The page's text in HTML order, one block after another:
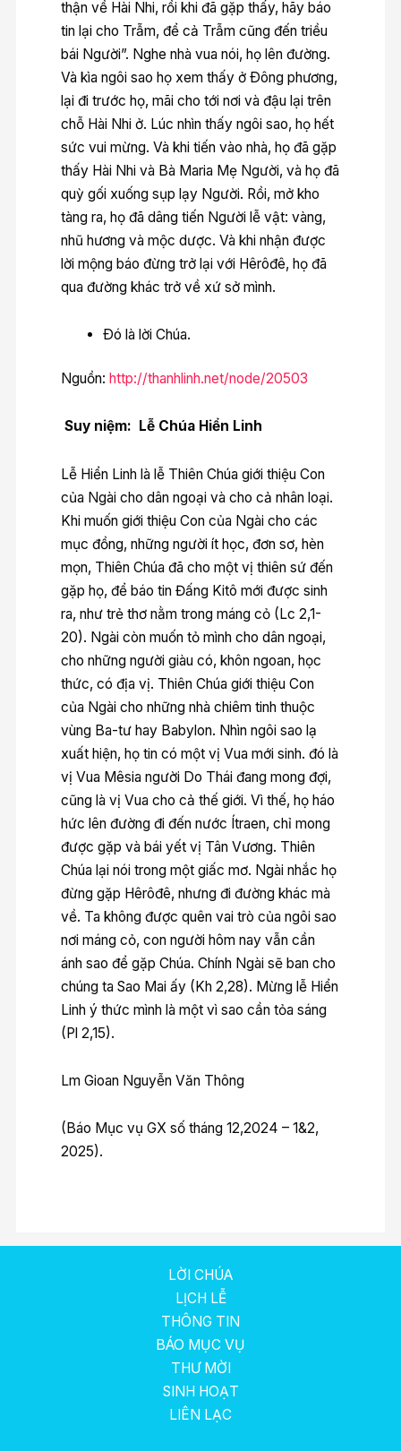
thận về Hài Nhi, rồi khi đã gặp thấy, hãy báo
tin lại cho Trẫm, để cả Trẫm cũng đến triều
bái Người”. Nghe nhà vua nói, họ lên đường.
Và kìa ngôi sao họ xem thấy ở Ðông phương,
lại đi trước họ, mãi cho tới nơi và đậu lại trên
chỗ Hài Nhi ở. Lúc nhìn thấy ngôi sao, họ hết
sức vui mừng. Và khi tiến vào nhà, họ đã gặp
thấy Hài Nhi và Bà Maria Mẹ Người, và họ đã
quỳ gối xuống sụp lạy Người. Rồi, mở kho
tàng ra, họ đã dâng tiến Người lễ vật: vàng,
nhũ hương và mộc dược. Và khi nhận được
lời mộng báo đừng trở lại với Hêrôđê, họ đã
qua đường khác trở về xứ sở mình.
Ðó là lời Chúa.
Nguồn: http://thanhlinh.net/node/20503
Suy niệm: Lễ Chúa Hiển Linh
Lễ Hiển Linh là lễ Thiên Chúa giới thiệu Con
của Ngài cho dân ngoại và cho cả nhân loại.
Khi muốn giới thiệu Con của Ngài cho các
mục đồng, những người ít học, đơn sơ, hèn
mọn, Thiên Chúa đã cho một vị thiên sứ đến
gặp họ, để báo tin Đấng Kitô mới được sinh
ra, như trẻ thơ nằm trong máng cỏ (Lc 2,1-
20). Ngài còn muốn tỏ mình cho dân ngoại,
cho những người giàu có, khôn ngoan, học
thức, có địa vị. Thiên Chúa giới thiệu Con
của Ngài cho những nhà chiêm tinh thuộc
vùng Ba-tư hay Babylon. Nhìn ngôi sao lạ
xuất hiện, họ tin có một vị Vua mới sinh. đó là
vị Vua Mêsia người Do Thái đang mong đợi,
cũng là vị Vua cho cả thế giới. Vì thế, họ háo
hức lên đường đi đến nước Ítraen, chỉ mong
được gặp và bái yết vị Tân Vương. Thiên
Chúa lại nói trong một giấc mơ. Ngài nhắc họ
đừng gặp Hêrôđê, nhưng đi đường khác mà
về. Ta không được quên vai trò của ngôi sao
nơi máng cỏ, con người hôm nay vẫn cần
ánh sao để gặp Chúa. Chính Ngài sẽ ban cho
chúng ta Sao Mai ấy (Kh 2,28). Mừng lễ Hiển
Linh ý thức mình là một vì sao cần tỏa sáng
(Pl 2,15).
Lm Gioan Nguyễn Văn Thông
(Báo Mục vụ GX số tháng 12,2024 – 1&2,
2025).
LỜI CHÚA
LỊCH LỄ
THÔNG TIN
BÁO MỤC VỤ
THƯ MỜI
SINH HOẠT
LIÊN LẠC